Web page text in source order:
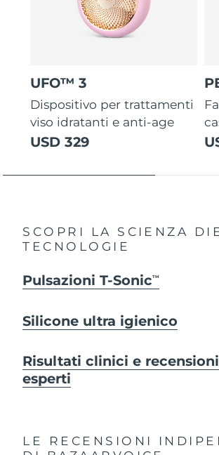
UFO™ 3
Dispositivo per trattamenti
viso idratanti e anti-age
USD 329
SCOPRI LA SCIENZA
TECNOLOGIE
Pulsazioni T-SonicTM
Silicone ultra igienico
Risultati clinici e
esperti
LE RECENSIONI